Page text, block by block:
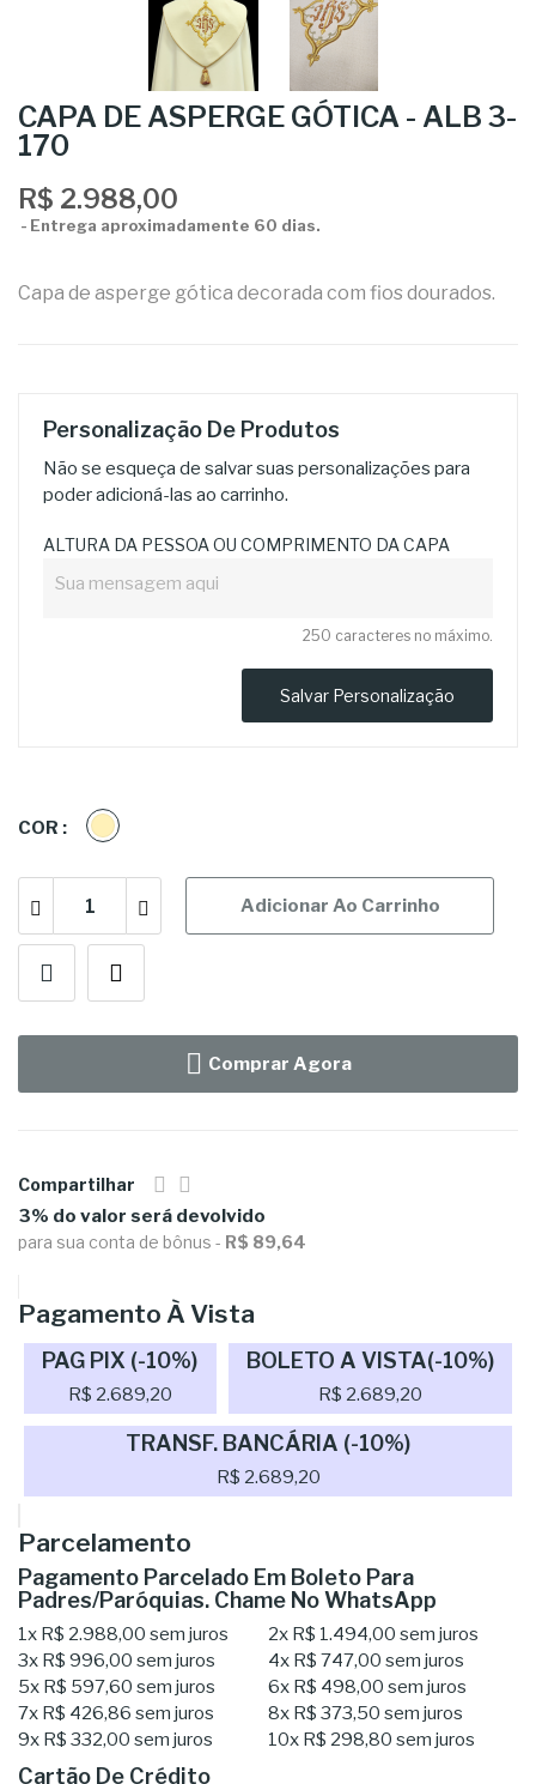
CAPA DE ASPERGE GÓTICA - ALB 3-
170
R$ 2.988,00
Entrega aproximadamente 60 dias.
Capa de asperge gótica decorada com fios dourados.
Personalização De Produtos
Não se esqueça de salvar suas personalizações para
poder adicioná-las ao carrinho.
ALTURA DA PESSOA OU COMPRIMENTO DA CAPA
250 caracteres no máximo.
Salvar Personalização
COR : CREME
Adicionar Ao Carrinho
Comprar Agora
Compartilhar
3% do valor será devolvido
para sua conta de bônus - R$ 89,64
Pagamento À Vista
PAG PIX (-10%)
R$ 2.689,20
BOLETO A VISTA(-10%)
R$ 2.689,20
TRANSF. BANCÁRIA (-10%)
R$ 2.689,20
Parcelamento
Pagamento Parcelado Em Boleto Para
Padres/Paróquias. Chame No WhatsApp
1x R$ 2.988,00 sem juros 2x R$ 1.494,00 sem juros
3x R$ 996,00 sem juros 4x R$ 747,00 sem juros
5x R$ 597,60 sem juros 6x R$ 498,00 sem juros
7x R$ 426,86 sem juros 8x R$ 373,50 sem juros
9x R$ 332,00 sem juros 10x R$ 298,80 sem juros
Cartão De Crédito